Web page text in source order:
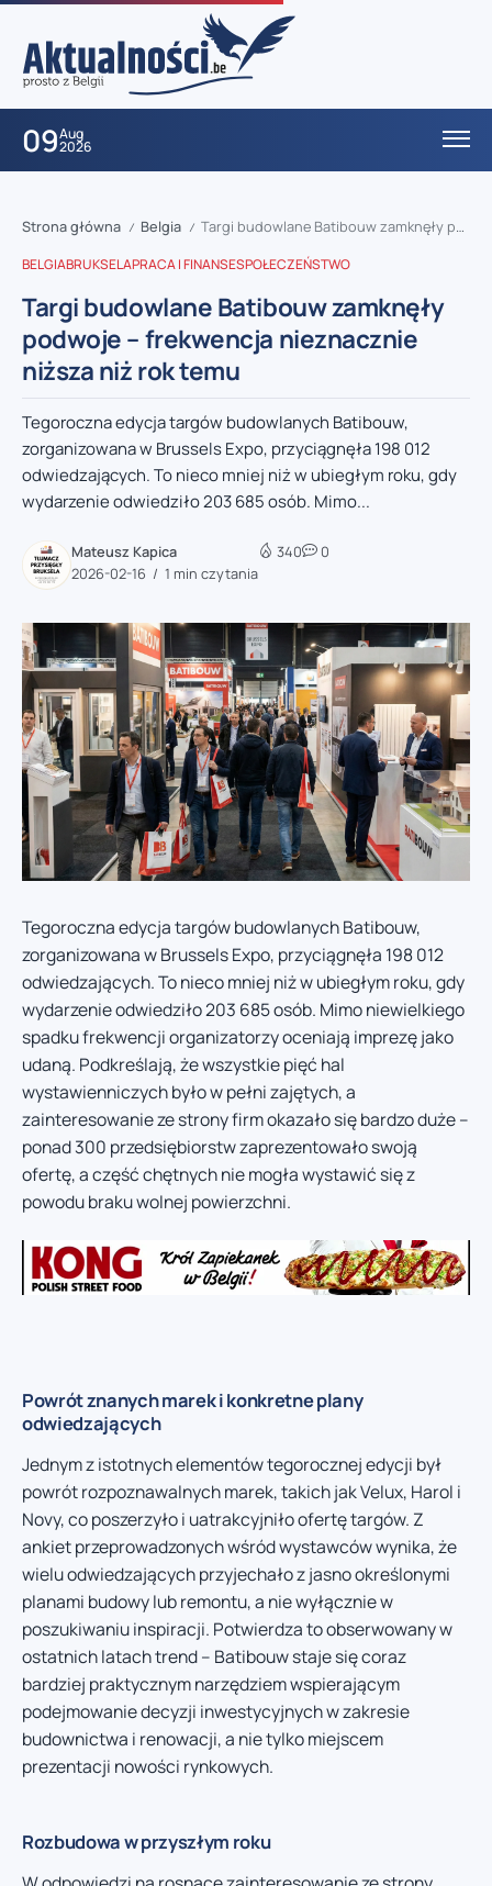
09Aug
2026
Strona główna / Belgia / Targi budowlane Batibouw zamknęły podwoje – frekwencja nieznacznie niższa niż rok temu
BELGIABRUKSELAPRACA I FINANSESPOŁECZEŃSTWO
Targi budowlane Batibouw zamknęły
podwoje – frekwencja nieznacznie
niższa niż rok temu
Tegoroczna edycja targów budowlanych Batibouw,
zorganizowana w Brussels Expo, przyciągnęła 198 012
odwiedzających. To nieco mniej niż w ubiegłym roku, gdy
wydarzenie odwiedziło 203 685 osób. Mimo...
Mateusz Kapica
2026-02-16
1 min czytania
340 0
Tegoroczna edycja targów budowlanych Batibouw,
zorganizowana w Brussels Expo, przyciągnęła 198 012
odwiedzających. To nieco mniej niż w ubiegłym roku, gdy
wydarzenie odwiedziło 203 685 osób. Mimo niewielkiego
spadku frekwencji organizatorzy oceniają imprezę jako
udaną. Podkreślają, że wszystkie pięć hal
wystawienniczych było w pełni zajętych, a
zainteresowanie ze strony firm okazało się bardzo duże –
ponad 300 przedsiębiorstw zaprezentowało swoją
ofertę, a część chętnych nie mogła wystawić się z
powodu braku wolnej powierzchni.
Powrót znanych marek i konkretne plany
odwiedzających
Jednym z istotnych elementów tegorocznej edycji był
powrót rozpoznawalnych marek, takich jak Velux, Harol i
Novy, co poszerzyło i uatrakcyjniło ofertę targów. Z
ankiet przeprowadzonych wśród wystawców wynika, że
wielu odwiedzających przyjechało z jasno określonymi
planami budowy lub remontu, a nie wyłącznie w
poszukiwaniu inspiracji. Potwierdza to obserwowany w
ostatnich latach trend – Batibouw staje się coraz
bardziej praktycznym narzędziem wspierającym
podejmowanie decyzji inwestycyjnych w zakresie
budownictwa i renowacji, a nie tylko miejscem
prezentacji nowości rynkowych.
Rozbudowa w przyszłym roku